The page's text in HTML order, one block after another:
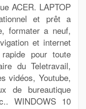
ACER. LAPTOP
et prêt a
formater a neuf,
et internet
pour toute
du Teletravail,
vidéos, Youtube,
de bureautique
WINDOWS 10